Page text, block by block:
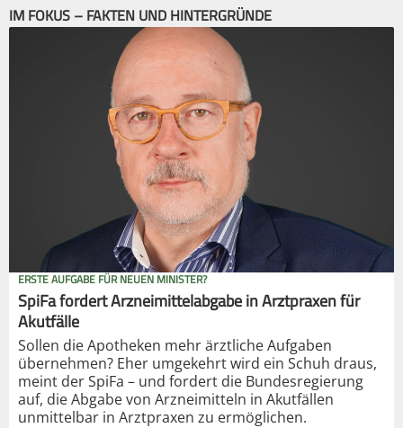
IM FOKUS – FAKTEN UND HINTERGRÜNDE
ERSTE AUFGABE FÜR NEUEN MINISTER?
SpiFa fordert Arzneimittelabgabe in Arztpraxen für
Akutfälle
Sollen die Apotheken mehr ärztliche Aufgaben
übernehmen? Eher umgekehrt wird ein Schuh draus,
meint der SpiFa – und fordert die Bundesregierung
auf, die Abgabe von Arzneimitteln in Akutfällen
unmittelbar in Arztpraxen zu ermöglichen.